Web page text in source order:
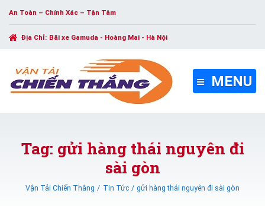
An Toàn – Chính Xác – Tận Tâm
Địa Chỉ: Bãi xe Gamuda - Hoàng Mai - Hà Nội
MENU
Tag: gửi hàng thái nguyên đi
sài gòn
Vận Tải Chiến Thắng Tin Tức gửi hàng thái nguyên đi sài gòn